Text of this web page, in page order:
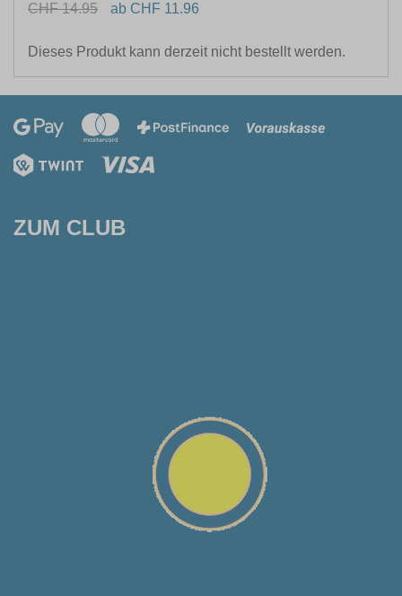
CHF 14.95
ab CHF 11.96
Dieses Produkt kann derzeit nicht bestellt werden.
ZUM CLUB